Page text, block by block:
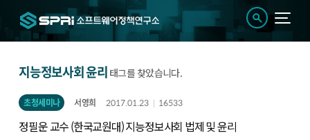
지능정보사회 윤리 태그를 찾았습니다.
초청세미나 서영희 2017.01.23 16533
정필운 교수 (한국교원대) 지능정보사회 법제 및 윤리